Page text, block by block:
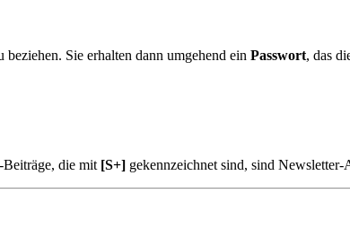
beziehen. Sie erhalten dann umgehend ein Passwort, das
die mit [S+] gekennzeichnet sind, sind